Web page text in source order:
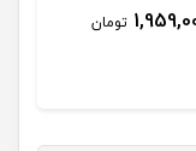
تومان